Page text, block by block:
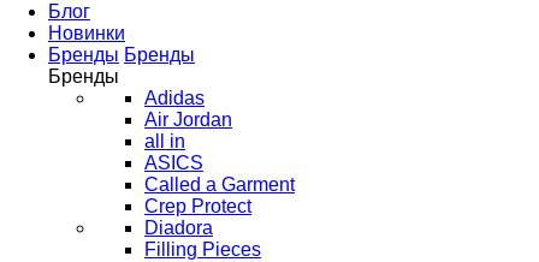
Блог
Новинки
Бренды Бренды
Бренды
Adidas
Air Jordan
all in
ASICS
Called a Garment
Crep Protect
Diadora
Filling Pieces